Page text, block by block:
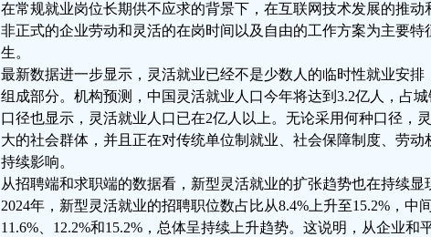
在常规就业岗位长期供不应求的背景下，在互联网技术发展的推动
非正式的企业劳动和灵活的在岗时间以及自由的工作方案为主要特
生。
最新数据进一步显示，灵活就业已经不是少数人的临时性就业安
组成部分。机构预测，中国灵活就业人口今年将达到3.2亿人，占
口径也显示，灵活就业人口已在2亿人以上。无论采用何种口径，
大的社会群体，并且正在对传统单位制就业、社会保障制度、劳
持续影响。
从招聘端和求职端的数据看，新型灵活就业的扩张趋势也在持续显
2024年，新型灵活就业的招聘职位数占比从8.4%上升至15.2%，中
11.6%、12.2%和15.2%，总体呈持续上升趋势。这说明，从企业